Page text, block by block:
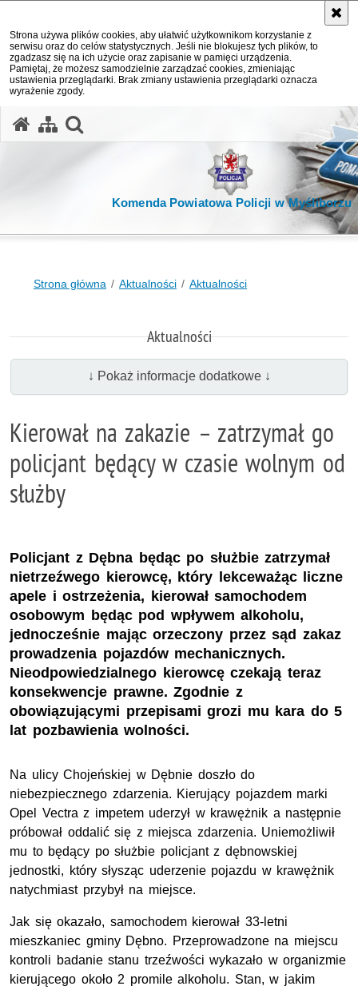
Strona używa plików cookies, aby ułatwić użytkownikom korzystanie z
serwisu oraz do celów statystycznych. Jeśli nie blokujesz tych plików, to
zgadzasz się na ich użycie oraz zapisanie w pamięci urządzenia.
Pamiętaj, że możesz samodzielnie zarządzać cookies, zmieniając
ustawienia przeglądarki. Brak zmiany ustawienia przeglądarki oznacza
wyrażenie zgody.
Komenda Powiatowa Policji w Myśliborzu
Strona główna Aktualności Aktualności
Aktualności
↓ Pokaż informacje dodatkowe ↓
Kierował na zakazie – zatrzymał go
policjant będący w czasie wolnym od
służby
Policjant z Dębna będąc po służbie zatrzymał
nietrzeźwego kierowcę, który lekceważąc liczne
apele i ostrzeżenia, kierował samochodem
osobowym będąc pod wpływem alkoholu,
jednocześnie mając orzeczony przez sąd zakaz
prowadzenia pojazdów mechanicznych.
Nieodpowiedzialnego kierowcę czekają teraz
konsekwencje prawne. Zgodnie z
obowiązującymi przepisami grozi mu kara do 5
lat pozbawienia wolności.
Na ulicy Chojeńskiej w Dębnie doszło do
niebezpiecznego zdarzenia. Kierujący pojazdem marki
Opel Vectra z impetem uderzył w krawężnik a następnie
próbował oddalić się z miejsca zdarzenia. Uniemożliwił
mu to będący po służbie policjant z dębnowskiej
jednostki, który słysząc uderzenie pojazdu w krawężnik
natychmiast przybył na miejsce.
Jak się okazało, samochodem kierował 33-letni
mieszkaniec gminy Dębno. Przeprowadzone na miejscu
kontroli badanie stanu trzeźwości wykazało w organizmie
kierującego około 2 promile alkoholu. Stan, w jakim